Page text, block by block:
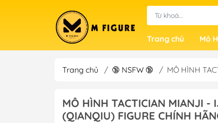
Trang chủ
Mô
Trang chủ / 🔞 NSFW 🔞 / MÔ HÌNH
MÔ HÌNH TACTICIAN MIANJI -
(QIANQIU) FIGURE CHÍNH